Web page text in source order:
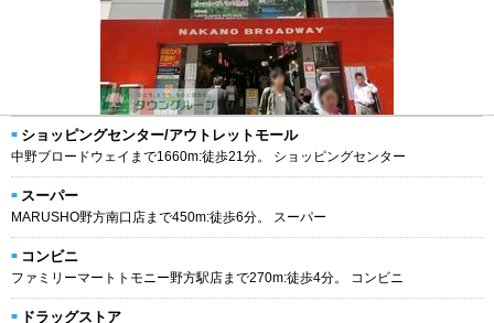
ショッピングセンター/アウトレットモール
中野ブロードウェイまで1660m:徒歩21分。 ショッピングセンター
スーパー
MARUSHO野方南口店まで450m:徒歩6分。 スーパー
コンビニ
ファミリーマートトモニー野方駅店まで270m:徒歩4分。 コンビニ
ドラッグストア